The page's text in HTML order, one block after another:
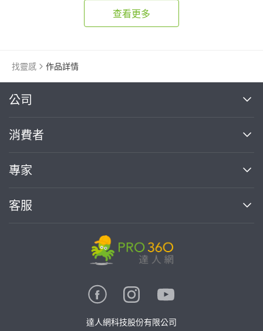
查看更多
找靈感 作品詳情
公司
關於我們
部落格
加入我們
消費者
買服務
熱門服務
專家
案件中心
客服
達人網科技股份有限公司
繼續完成